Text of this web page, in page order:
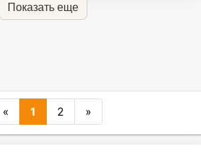
Показать еще
« 1 2 »